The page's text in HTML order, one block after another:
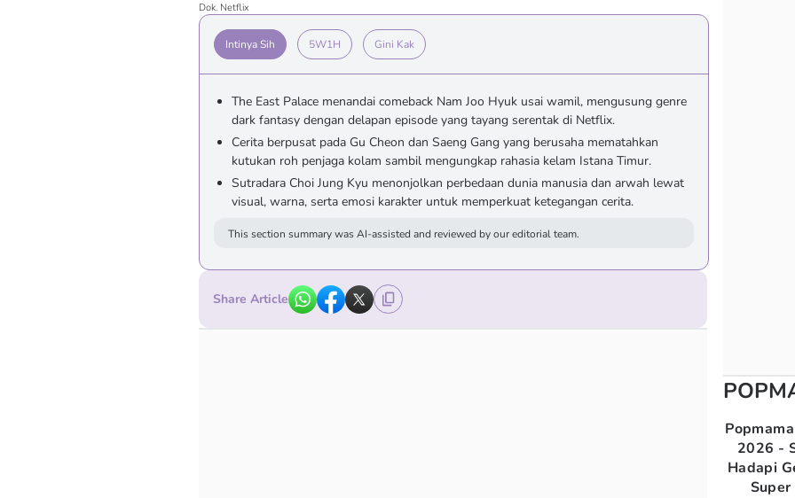
Dok. Netflix
Intinya Sih 5W1H Gini Kak
The East Palace menandai comeback Nam Joo Hyuk usai wamil, mengusung genre
dark fantasy dengan delapan episode yang tayang serentak di Netflix.
Cerita berpusat pada Gu Cheon dan Saeng Gang yang berusaha mematahkan
kutukan roh penjaga kolam sambil mengungkap rahasia kelam Istana Timur.
Sutradara Choi Jung Kyu menonjolkan perbedaan dunia manusia dan arwah lewat
visual, warna, serta emosi karakter untuk memperkuat ketegangan cerita.
This section summary was AI-assisted and reviewed by our editorial team.
Share Article
2026 -
Hadapi